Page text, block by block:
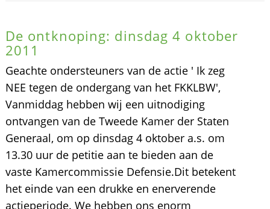
De ontknoping: dinsdag 4 oktober
2011
Geachte ondersteuners van de actie ' Ik zeg
NEE tegen de ondergang van het FKKLBW',
Vanmiddag hebben wij een uitnodiging
ontvangen van de Tweede Kamer der Staten
Generaal, om op dinsdag 4 oktober a.s. om
13.30 uur de petitie aan te bieden aan de
vaste Kamercommissie Defensie.Dit betekent
het einde van een drukke en enerverende
actieperiode. We hebben ons enorm